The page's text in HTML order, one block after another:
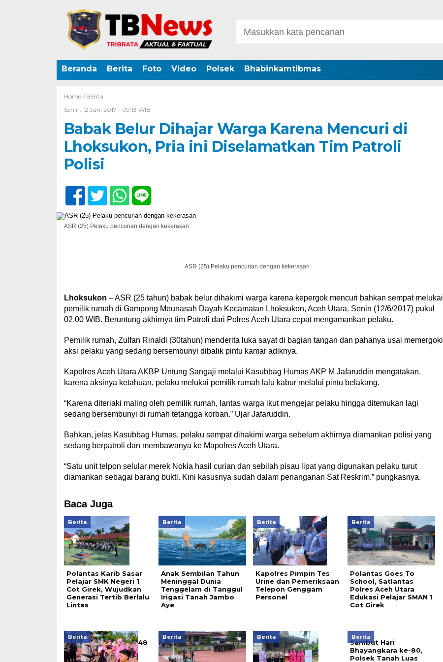
Beranda Berita Foto Video Polsek Bhabinkamtibmas
Home / Berita
Senin, 12 Juni 2017 - 09:13 WIB
Babak Belur Dihajar Warga Karena Mencuri di
Lhoksukon, Pria ini Diselamatkan Tim Patroli
Polisi
ASR (25) Pelaku pencurian dengan kekerasan
ASR (25) Pelaku pencurian dengan kekerasan
Lhoksukon – ASR (25 tahun) babak belur dihakimi warga karena kepergok mencuri bahkan sempat melukai
pemilik rumah di Gampong Meunasah Dayah Kecamatan Lhoksukon, Aceh Utara. Senin (12/6/2017) pukul
02.00 WIB. Beruntung akhirnya tim Patroli dari Polres Aceh Utara cepat mengamankan pelaku.
Pemilik rumah, Zulfan Rinaldi (30tahun) menderita luka sayat di bagian tangan dan pahanya usai memergoki
aksi pelaku yang sedang bersembunyi dibalik pintu kamar adiknya.
Kapolres Aceh Utara AKBP Untung Sangaji melalui Kasubbag Humas AKP M Jafaruddin mengatakan,
karena aksinya ketahuan, pelaku melukai pemilik rumah lalu kabur melalui pintu belakang.
“Karena diteriaki maling oleh pemilik rumah, lantas warga ikut mengejar pelaku hingga ditemukan lagi
sedang bersembunyi di rumah tetangga korban.” Ujar Jafaruddin.
Bahkan, jelas Kasubbag Humas, pelaku sempat dihakimi warga sebelum akhirnya diamankan polisi yang
sedang berpatroli dan membawanya ke Mapolres Aceh Utara.
“Satu unit telpon selular merek Nokia hasil curian dan sebilah pisau lipat yang digunakan pelaku turut
diamankan sebagai barang bukti. Kini kasusnya sudah dalam penanganan Sat Reskrim.” pungkasnya.
Baca Juga
Berita
Polantas Karib Sasar
Pelajar SMK Negeri 1
Cot Girek, Wujudkan
Generasi Tertib Berlalu
Lintas
Berita
Anak Sembilan Tahun
Meninggal Dunia
Tenggelam di Tanggul
Irigasi Tanah Jambo
Aye
Berita
Kapolres Pimpin Tes
Urine dan Pemeriksaan
Telepon Genggam
Personel
Berita
Polantas Goes To
School, Satlantas
Polres Aceh Utara
Edukasi Pelajar SMAN 1
Cot Girek
Berita
48
Berita Berita Berita
Sambut Hari
Bhayangkara ke-80,
Polsek Tanah Luas